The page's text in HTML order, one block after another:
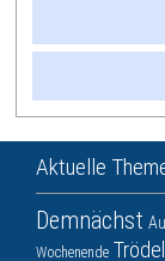
Aktuelle
Demnächst
Wochenende